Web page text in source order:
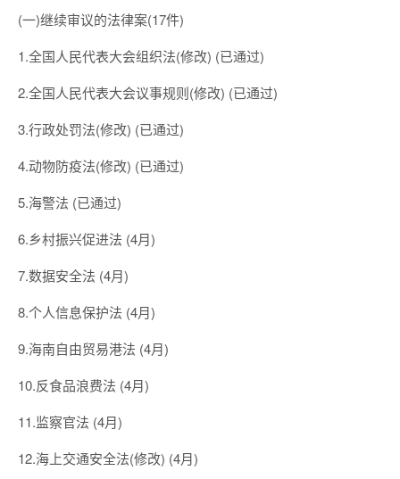
(一)继续审议的法律案(17件)
1.全国人民代表大会组织法(修改) (已通过)
2.全国人民代表大会议事规则(修改) (已通过)
3.行政处罚法(修改) (已通过)
4.动物防疫法(修改) (已通过)
5.海警法 (已通过)
6.乡村振兴促进法 (4月)
7.数据安全法 (4月)
8.个人信息保护法 (4月)
9.海南自由贸易港法 (4月)
10.反食品浪费法 (4月)
11.监察官法 (4月)
12.海上交通安全法(修改) (4月)